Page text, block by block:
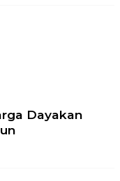
Dayakan